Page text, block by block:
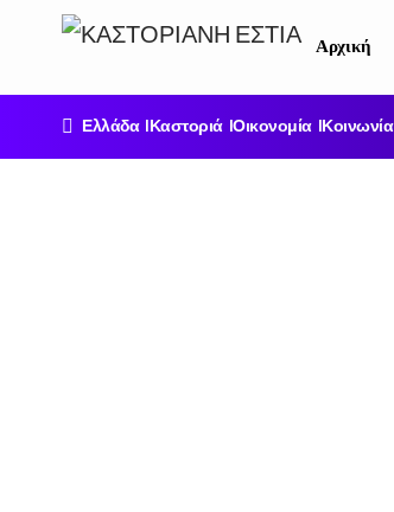
Αρχική
Ελλάδα Καστοριά Οικονομία Κοινωνία